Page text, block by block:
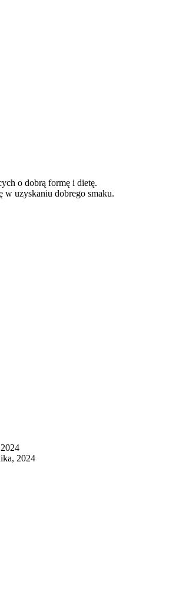
o dobrą formę i dietę.
w uzyskaniu dobrego smaku.
2024